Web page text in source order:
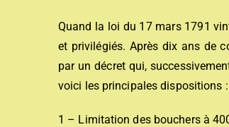
Quand la loi du 17 mars 1791
et privilégiés. Après dix ans de
par un décret qui,
voici les principales dispositions :
1 – Limitation des bouchers à